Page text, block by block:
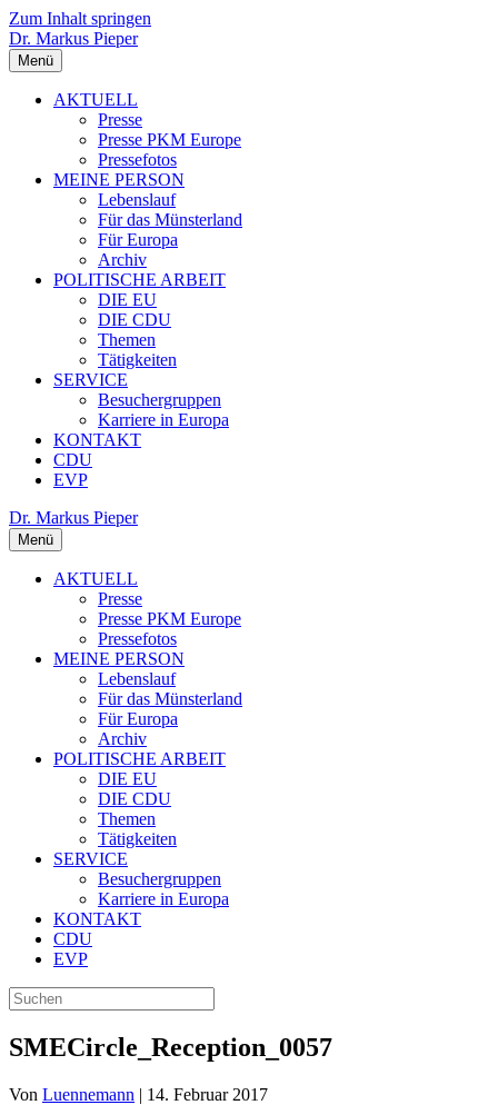
Zum Inhalt springen
Dr. Markus Pieper
Menü
AKTUELL
Presse
Presse PKM Europe
Pressefotos
MEINE PERSON
Lebenslauf
Für das Münsterland
Für Europa
Archiv
POLITISCHE ARBEIT
DIE EU
DIE CDU
Themen
Tätigkeiten
SERVICE
Besuchergruppen
Karriere in Europa
KONTAKT
CDU
EVP
Dr. Markus Pieper
Menü
AKTUELL
Presse
Presse PKM Europe
Pressefotos
MEINE PERSON
Lebenslauf
Für das Münsterland
Für Europa
Archiv
POLITISCHE ARBEIT
DIE EU
DIE CDU
Themen
Tätigkeiten
SERVICE
Besuchergruppen
Karriere in Europa
KONTAKT
CDU
EVP
SMECircle_Reception_0057
Von Luennemann | 14. Februar 2017